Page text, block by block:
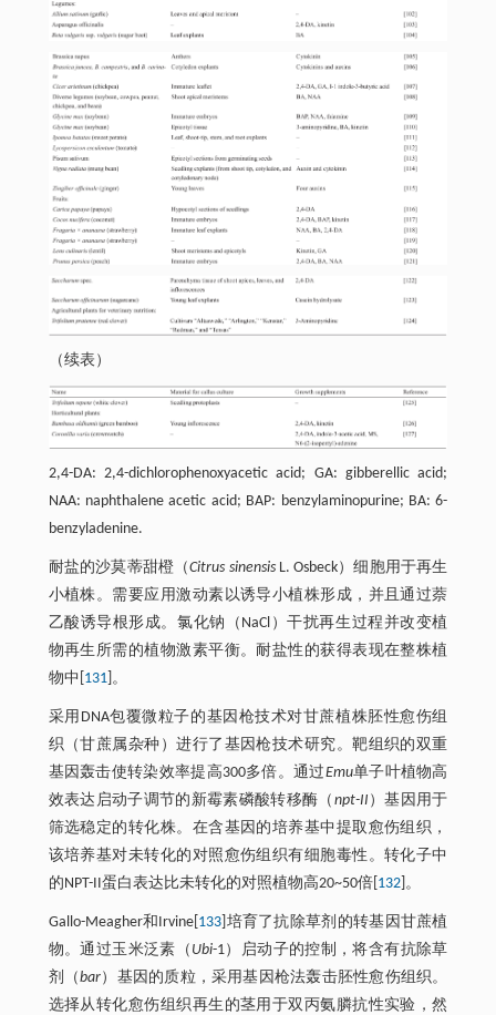
（续表）
2,4-DA: 2,4-dichlorophenoxyacetic acid; GA: gibberellic acid;
NAA: naphthalene acetic acid; BAP: benzylaminopurine; BA: 6-
benzyladenine.
耐盐的沙莫蒂甜橙（Citrus sinensisL. Osbeck）细胞用于再生
小植株。需要应用激动素以诱导小植株形成，并且通过萘
乙酸诱导根形成。氯化钠（NaCl）干扰再生过程并改变植
物再生所需的植物激素平衡。耐盐性的获得表现在整株植
物中[ 131]。
采用DNA包覆微粒子的基因枪技术对甘蔗植株胚性愈伤组
织（甘蔗属杂种）进行了基因枪技术研究。靶组织的双重
基因轰击使转染效率提高300多倍。通过Emu单子叶植物高
效表达启动子调节的新霉素磷酸转移酶（ npt-II ）基因用于
筛选稳定的转化株。在含基因的培养基中提取愈伤组织，
该培养基对未转化的对照愈伤组织有细胞毒性。转化子中
的NPT-II蛋白表达比未转化的对照植物高20~50倍[ 132]。
Gallo-Meagher和Irvine[ 133 ]培育了抗除草剂的转基因甘蔗植
物。通过玉米泛素（ Ubi-1）启动子的控制，将含有抗除草
剂（bar）基因的质粒，采用基因枪法轰击胚性愈伤组织。
选择从转化愈伤组织再生的茎用于双丙氨膦抗性实验，然